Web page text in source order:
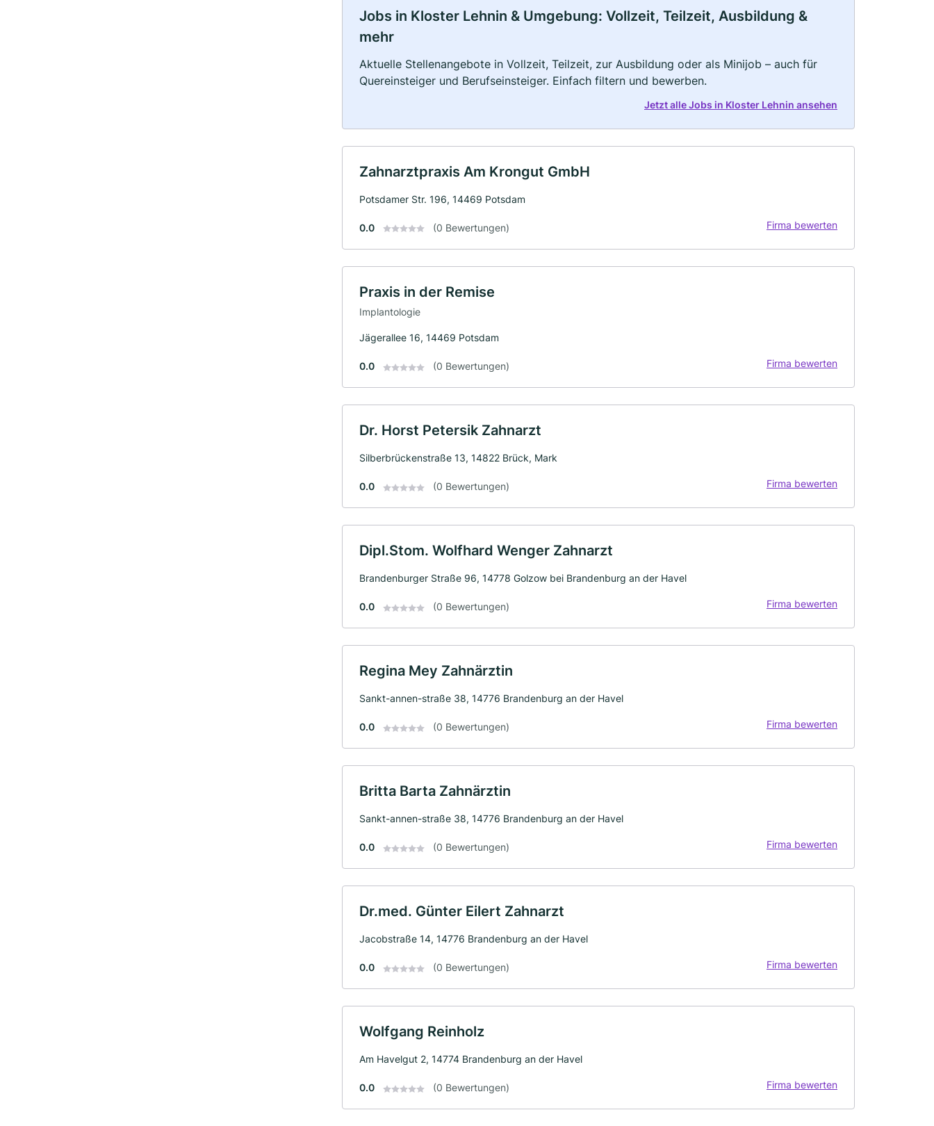
Jobs in Kloster Lehnin & Umgebung: Vollzeit, Teilzeit, Ausbildung &
mehr
Aktuelle Stellenangebote in Vollzeit, Teilzeit, zur Ausbildung oder als Minijob – auch für
Quereinsteiger und Berufseinsteiger. Einfach filtern und bewerben.
Jetzt alle Jobs in Kloster Lehnin ansehen
Zahnarztpraxis Am Krongut GmbH
Potsdamer Str. 196, 14469 Potsdam
0.0 (0 Bewertungen) Firma bewerten
Praxis in der Remise
Implantologie
Jägerallee 16, 14469 Potsdam
0.0 (0 Bewertungen) Firma bewerten
Dr. Horst Petersik Zahnarzt
Silberbrückenstraße 13, 14822 Brück, Mark
0.0 (0 Bewertungen) Firma bewerten
Dipl.Stom. Wolfhard Wenger Zahnarzt
Brandenburger Straße 96, 14778 Golzow bei Brandenburg an der Havel
0.0 (0 Bewertungen) Firma bewerten
Regina Mey Zahnärztin
Sankt-annen-straße 38, 14776 Brandenburg an der Havel
0.0 (0 Bewertungen) Firma bewerten
Britta Barta Zahnärztin
Sankt-annen-straße 38, 14776 Brandenburg an der Havel
0.0 (0 Bewertungen) Firma bewerten
Dr.med. Günter Eilert Zahnarzt
Jacobstraße 14, 14776 Brandenburg an der Havel
0.0 (0 Bewertungen) Firma bewerten
Wolfgang Reinholz
Am Havelgut 2, 14774 Brandenburg an der Havel
0.0 (0 Bewertungen) Firma bewerten